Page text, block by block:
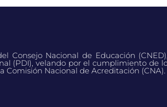
Consejo Nacional de Educación
(PDI), velando por el cumplimiento de
Nacional de Acreditación (CNA).